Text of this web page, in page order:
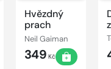
Hvězdný
prach
Neil Gaiman
349 Kč